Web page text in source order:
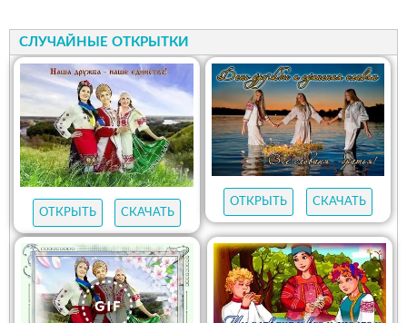
СЛУЧАЙНЫЕ ОТКРЫТКИ
ОТКРЫТЬ СКАЧАТЬ
ОТКРЫТЬ СКАЧАТЬ